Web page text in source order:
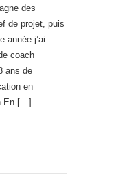
des
de projet, puis
année j’ai
coach
ans de
en
En […]